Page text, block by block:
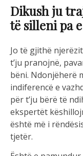
Dikush ju
të silleni pa
Jo të gjithë
t’ju pranojnë,
bëni. Ndonjëherë
indiferencë e
për t’ju bërë të
ekspertët
është më i
tjetër.